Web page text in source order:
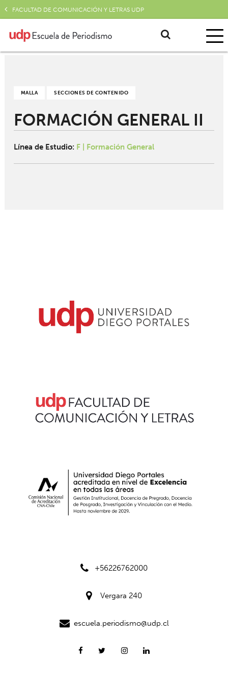
FACULTAD DE COMUNICACIÓN Y LETRAS UDP
MALLA SECCIONES DE CONTENIDO
FORMACIÓN GENERAL II
Línea de Estudio: F | Formación General
+56226762000
Vergara 240
escuela.periodismo@udp.cl